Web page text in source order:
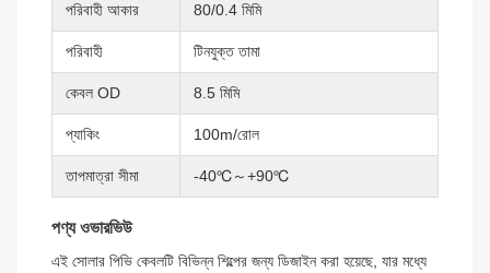
পরিবাহী আকার 80/0.4 মিমি
পরিবাহী টিনযুক্ত তামা
কেবল OD 8.5 মিমি
প্যাকিং 100m/রোল
তাপমাত্রা সীমা -40℃～+90℃
পণ্য ওভারভিউ
এই সোলার পিভি কেবলটি বিভিন্ন শিল্পের জন্য ডিজাইন করা হয়েছে, যার মধ্যে